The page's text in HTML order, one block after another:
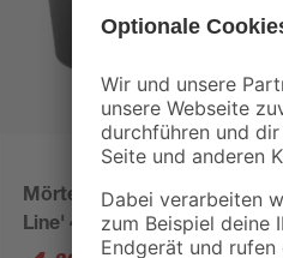
Mörtelkübel 'Profi
Line' 40 l